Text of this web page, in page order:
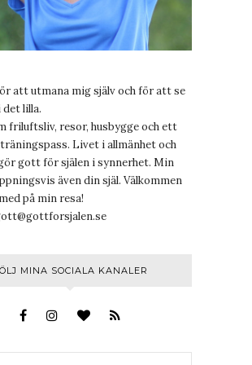
att utmana mig själv och för att se
lilla.
friluftsliv, resor, husbygge och ett
Livet i allmänhet och
gott för själen i synnerhet. Min
även din själ. Välkommen
på min resa!
MINA SOCIALA KANALER